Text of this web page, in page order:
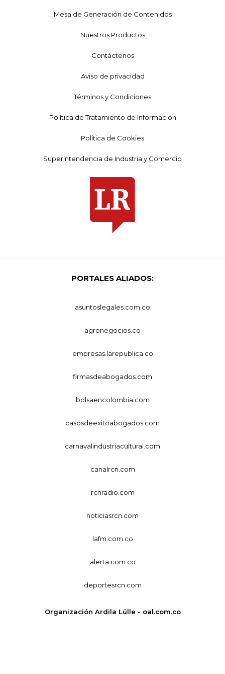
Mesa de Generación de Contenidos
Nuestros Productos
Contáctenos
Aviso de privacidad
Términos y Condiciones
Política de Tratamiento de Información
Política de Cookies
Superintendencia de Industria y Comercio
PORTALES ALIADOS:
asuntoslegales.com.co
agronegocios.co
empresas.larepublica.co
firmasdeabogados.com
bolsaencolombia.com
casosdeexitoabogados.com
carnavalindustriacultural.com
canalrcn.com
rcnradio.com
noticiasrcn.com
lafm.com.co
alerta.com.co
deportesrcn.com
Organización Ardila Lülle - oal.com.co